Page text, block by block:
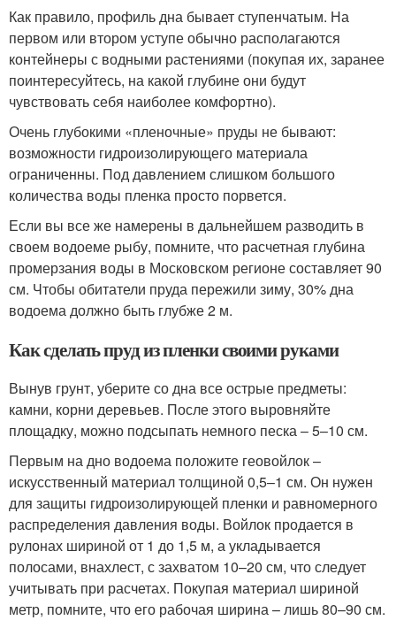
Как правило, профиль дна бывает ступенчатым. На
первом или втором уступе обычно располагаются
контейнеры с водными растениями (покупая их, заранее
поинтересуйтесь, на какой глубине они будут
чувствовать себя наиболее комфортно).
Очень глубокими «пленочные» пруды не бывают:
возможности гидроизолирующего материала
ограниченны. Под давлением слишком большого
количества воды пленка просто порвется.
Если вы все же намерены в дальнейшем разводить в
своем водоеме рыбу, помните, что расчетная глубина
промерзания воды в Московском регионе составляет 90
см. Чтобы обитатели пруда пережили зиму, 30% дна
водоема должно быть глубже 2 м.
Как сделать пруд из пленки своими руками
Вынув грунт, уберите со дна все острые предметы:
камни, корни деревьев. После этого выровняйте
площадку, можно подсыпать немного песка – 5–10 см.
Первым на дно водоема положите геовойлок –
искусственный материал толщиной 0,5–1 см. Он нужен
для защиты гидроизолирующей пленки и равномерного
распределения давления воды. Войлок продается в
рулонах шириной от 1 до 1,5 м, а укладывается
полосами, внахлест, с захватом 10–20 см, что следует
учитывать при расчетах. Покупая материал шириной
метр, помните, что его рабочая ширина – лишь 80–90 см.